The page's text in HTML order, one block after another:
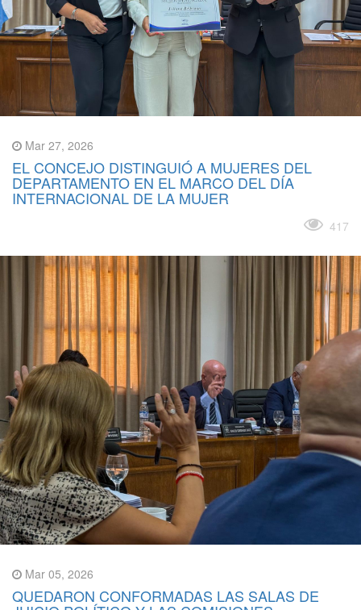
Mar 27, 2026
EL CONCEJO DISTINGUIÓ A MUJERES DEL
DEPARTAMENTO EN EL MARCO DEL DÍA
INTERNACIONAL DE LA MUJER
417
Mar 05, 2026
QUEDARON CONFORMADAS LAS SALAS DE